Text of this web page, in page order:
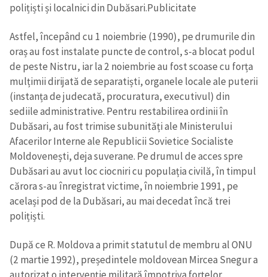
polițiști și localnici din Dubăsari.Publicitate
Astfel, începând cu 1 noiembrie (1990), pe drumurile din
oraș au fost instalate puncte de control, s-a blocat podul
de peste Nistru, iar la 2 noiembrie au fost scoase cu forța
mulțimii dirijată de separatiști, organele locale ale puterii
(instanța de judecată, procuratura, executivul) din
sediile administrative. Pentru restabilirea ordinii în
Dubăsari, au fost trimise subunități ale Ministerului
Afacerilor Interne ale Republicii Sovietice Socialiste
Moldovenești, deja suverane. Pe drumul de acces spre
Dubăsari au avut loc ciocniri cu populația civilă, în timpul
cărora s-au înregistrat victime, în noiembrie 1991, pe
același pod de la Dubăsari, au mai decedat încă trei
polițiști.
După ce R. Moldova a primit statutul de membru al ONU
(2 martie 1992), președintele moldovean Mircea Snegur a
Titlu știre+ Adaugă titlu
Fotografie
+ Încarcă imagine